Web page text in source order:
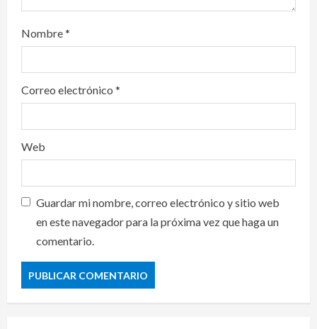
Nombre*
Correo electrónico *
Web
Guardar mi nombre, correo electrónico y sitio web
en este navegador para la próxima vez que haga un
comentario.